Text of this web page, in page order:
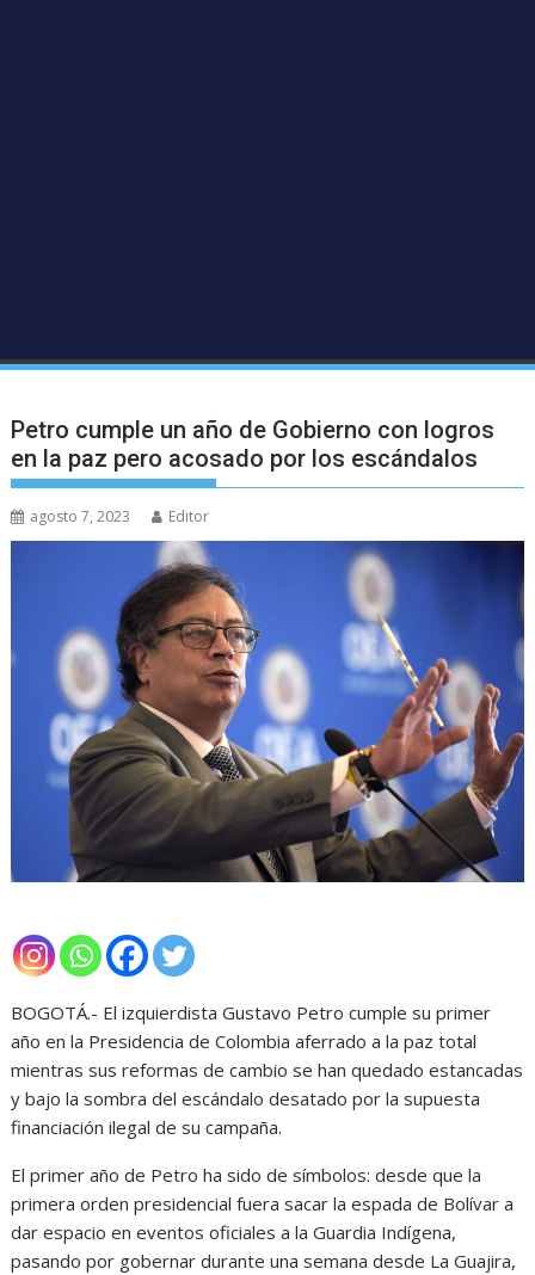
Petro cumple un año de Gobierno con logros
en la paz pero acosado por los escándalos
agosto 7, 2023 Editor
BOGOTÁ.- El izquierdista Gustavo Petro cumple su primer
año en la Presidencia de Colombia aferrado a la paz total
mientras sus reformas de cambio se han quedado estancadas
y bajo la sombra del escándalo desatado por la supuesta
financiación ilegal de su campaña.
El primer año de Petro ha sido de símbolos: desde que la
primera orden presidencial fuera sacar la espada de Bolívar a
dar espacio en eventos oficiales a la Guardia Indígena,
pasando por gobernar durante una semana desde La Guajira,